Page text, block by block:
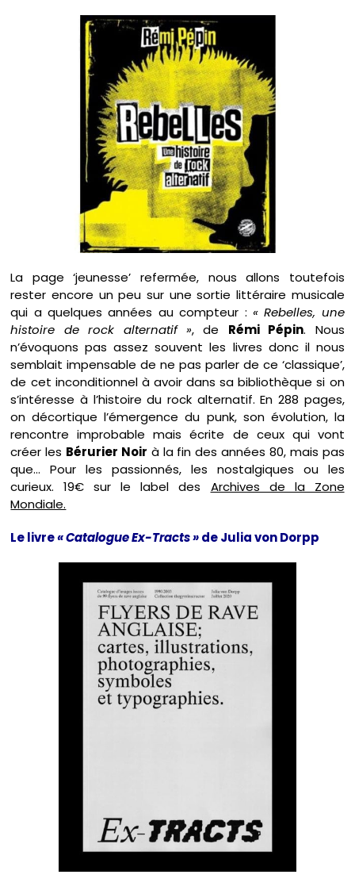
La page ‘jeunesse’ refermée, nous allons toutefois
rester encore un peu sur une sortie littéraire musicale
qui a quelques années au compteur : « Rebelles, une
histoire de rock alternatif », de Rémi Pépin. Nous
n’évoquons pas assez souvent les livres donc il nous
semblait impensable de ne pas parler de ce ‘classique’,
de cet inconditionnel à avoir dans sa bibliothèque si on
s’intéresse à l’histoire du rock alternatif. En 288 pages,
on décortique l’émergence du punk, son évolution, la
rencontre improbable mais écrite de ceux qui vont
créer les Bérurier Noir à la fin des années 80, mais pas
que… Pour les passionnés, les nostalgiques ou les
curieux. 19€ sur le label des Archives de la Zone
Mondiale.
Le livre« Catalogue Ex-Tracts »de Julia von Dorpp